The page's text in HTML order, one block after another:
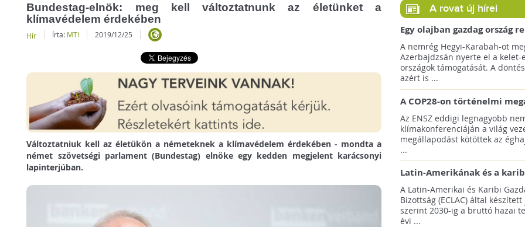
Bundestag-elnök: meg kell változtatnunk az életünket a
klímavédelem érdekében
Hír írta: MTI 2019/12/25
Változtatniuk kell az életükön a németeknek a klímavédelem érdekében - mondta a
német szövetségi parlament (Bundestag) elnöke egy kedden megjelent karácsonyi
lapinterjúban.
A rovat új hírei
Egy olajban gazdag ország
jövőre a COP29 klímacsúcsot
A nemrég Hegyi-Karabah-ot
Azerbajdzsán nyerte el a kelet-
országok támogatását. A
azért is ...
A COP28-on történelmi
született! - Összefoglaló az
klímacsúcsáról
Az ENSZ eddigi legnagyobb
klímakonferenciáján a világ
megállapodást kötöttek az
...
Latin-Amerikának és a
térségnek növelniük kell
az éghajlatvédelmi célok
A Latin-Amerikai és Karibi
Bizottság (ECLAC) által
szerint 2030-ig a bruttó hazai
évi ...